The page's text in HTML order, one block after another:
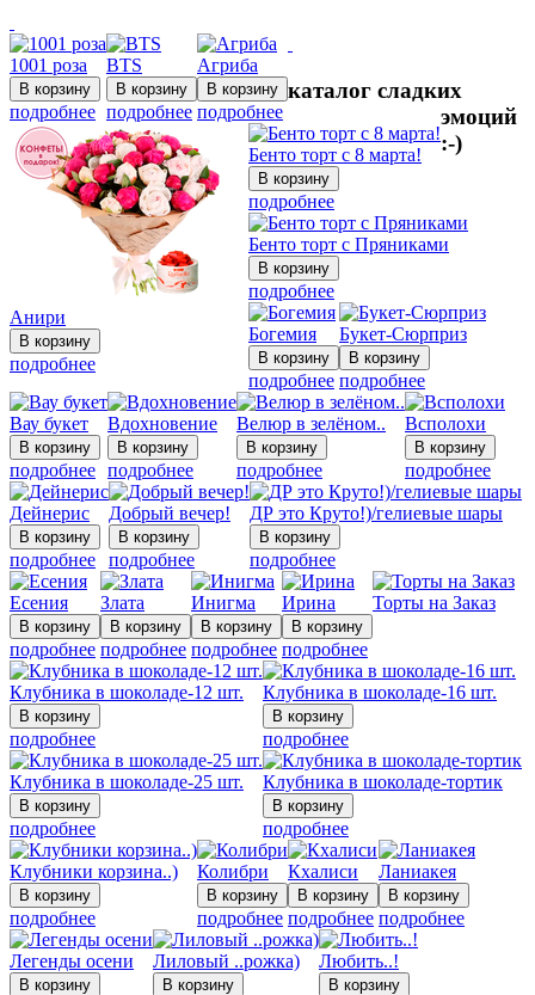
1001 роза
подробнее
BTS
подробнее
Агриба
подробнее
Анири
подробнее
Бенто торт с 8 марта!
подробнее
Бенто торт с Пряниками
подробнее
Богемия
подробнее
Букет-Сюрприз
подробнее
Вау букет
подробнее
Вдохновение
подробнее
Велюр в зелёном..
подробнее
Всполохи
подробнее
Дейнерис
подробнее
Добрый вечер!
подробнее
ДР это Круто!)/гелиевые шары
подробнее
Есения
подробнее
Злата
подробнее
Инигма
подробнее
Ирина
подробнее
Клубника в шоколаде-12 шт.
подробнее
Клубника в шоколаде-16 шт.
подробнее
Клубника в шоколаде-25 шт.
подробнее
Клубника в шоколаде-тортик
подробнее
Клубники корзина..)
подробнее
Колибри
подробнее
Кхалиси
подробнее
Ланиакея
подробнее
Легенды осени Лиловый ..рожка) Любить..!
каталог сладких
эмоций
:-)
Торты на Заказ